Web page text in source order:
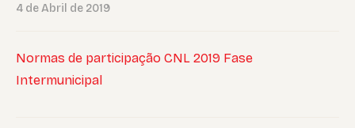
4 de Abril de 2019
Normas de participação CNL 2019 Fase
Intermunicipal